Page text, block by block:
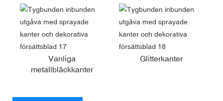
Vanliga
metallbläckkanter
Glitterkanter